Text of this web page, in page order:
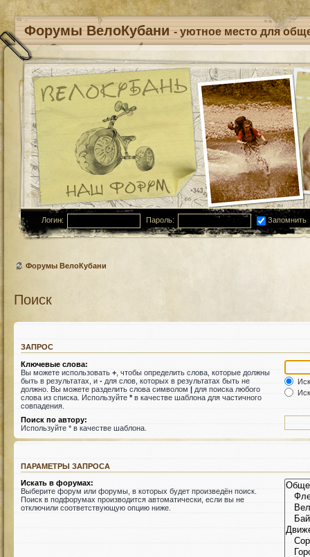
Форумы ВелоКубани - уютное место для
Логин: Пароль: Запомнить
Форумы ВелоКубани
Поиск
ЗАПРОС
Ключевые слова:
Вы можете использовать + , чтобы определить слова, которые должны
быть в результатах, и - для слов, которых в результатах быть не
должно. Вы можете разделить слова символом | для поиска любого
слова из списка. Используйте *в качестве шаблона для частичного
совпадения.
Поиск по автору:
Используйте * в качестве шаблона.
ПАРАМЕТРЫ ЗАПРОСА
Искать в форумах:
Выберите форум или форумы, в которых будет произведён поиск.
Поиск в подфорумах производится автоматически, если вы не
отключили соответствующую опцию ниже.